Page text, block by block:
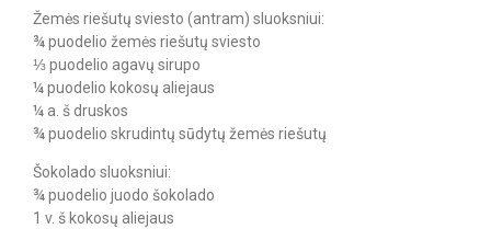
Žemės riešutų sviesto (antram) sluoksniui:
¾ puodelio žemės riešutų sviesto
⅓ puodelio agavų sirupo
¼ puodelio kokosų aliejaus
¼ a. š druskos
¾ puodelio skrudintų sūdytų žemės riešutų
Šokolado sluoksniui:
¾ puodelio juodo šokolado
1 v. š kokosų aliejaus